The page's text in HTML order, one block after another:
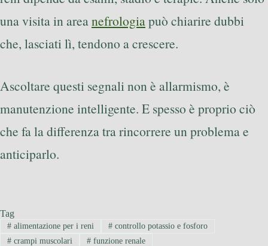
una visita in areanefrologiapuò chiarire dubbi
che, lasciati lì, tendono a crescere.
Ascoltare questi segnali non è allarmismo, è
manutenzione intelligente. E spesso è proprio ciò
che fa la differenza tra rincorrere un problema e
anticiparlo.
Tag
#alimentazione per i reni #controllo potassio e fosforo
#crampi muscolari #funzione renale